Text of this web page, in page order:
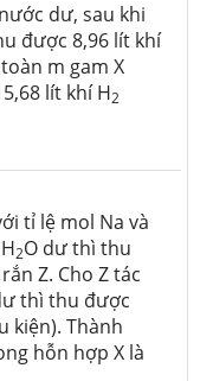
dư, sau khi
được 8,96 lít khí
m gam X
lít khí H2
tỉ lệ mol Na và
2O dư thì thu
Z. Cho Z tác
thì thu được
kiện). Thành
hỗn hợp X là